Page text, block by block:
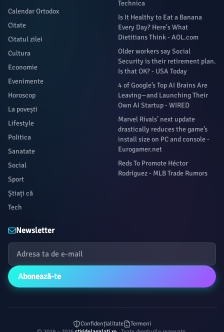
Calendar Ortodox
Citate
Citatul zilei
Cultura
Economie
Evenimente
Horoscop
La povești
Lifestyle
Politica
Sanatate
Social
Sport
Știați că
Tech
Technica
Is It Healthy to Eat a Banana
Every Day? Here's What
Dietitians Think - AOL.com
Older workers say Social
Security is their retirement plan.
Is that OK? - USA Today
4 of Google’s Top AI Brains Are
Leaving—and Launching Their
Own AI Startup - WIRED
Marvel Rivals’ next update
drastically reduces the game’s
install size on PC and console -
Eurogamer.net
Reds To Promote Héctor
Rodríguez - MLB Trade Rumors
Newsletter
Abonează-te
Confidențialitate
Termeni